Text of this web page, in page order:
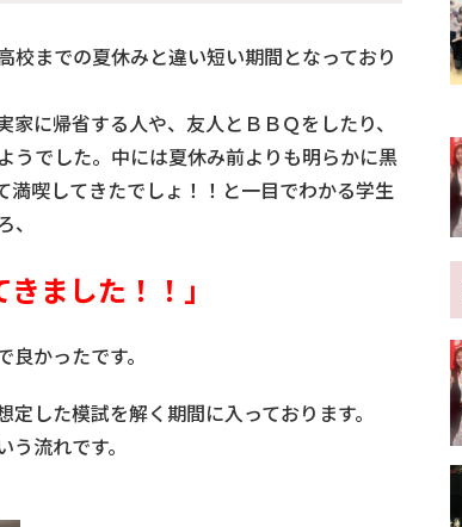
までの夏休みと違い短い期間となっており
に帰省する人や、友人とＢＢＱをしたり、
うでした。中には夏休み前よりも明らかに黒
満喫してきたでしょ！！と一目でわかる学生
ました！！」
かったです。
した模試を解く期間に入っております。
流れです。